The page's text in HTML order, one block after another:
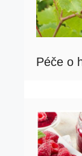
Péče o